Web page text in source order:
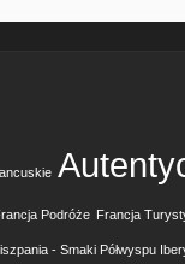
Podróże Francja
- Smaki Półwyspu